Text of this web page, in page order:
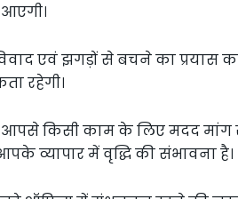
एवं झगड़ों से बचने का प्रयास
रहेगी।
किसी काम के लिए मदद मांग
व्यापार में वृद्धि की संभावना है।